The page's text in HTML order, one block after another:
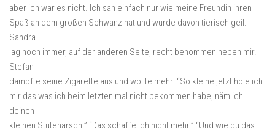
aber ich war es nicht. Ich sah einfach nur wie meine Freundin ihren
Spaß an dem großen Schwanz hat und wurde davon tierisch geil.
Sandra
lag noch immer, auf der anderen Seite, recht benommen neben mir.
Stefan
dämpfte seine Zigarette aus und wollte mehr. “So kleine jetzt hole ich
mir das was ich beim letzten mal nicht bekommen habe, nämlich
deinen
kleinen Stutenarsch.” “Das schaffe ich nicht mehr.” “Und wie du das